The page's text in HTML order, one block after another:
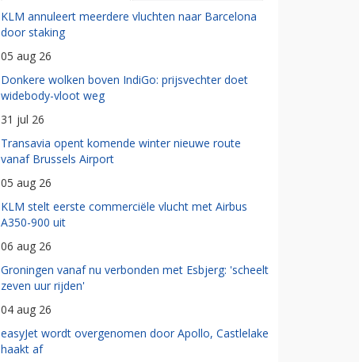
KLM annuleert meerdere vluchten naar Barcelona
door staking
05 aug 26
Donkere wolken boven IndiGo: prijsvechter doet
widebody-vloot weg
31 jul 26
Transavia opent komende winter nieuwe route
vanaf Brussels Airport
05 aug 26
KLM stelt eerste commerciële vlucht met Airbus
A350-900 uit
06 aug 26
Groningen vanaf nu verbonden met Esbjerg: 'scheelt
zeven uur rijden'
04 aug 26
easyJet wordt overgenomen door Apollo, Castlelake
haakt af